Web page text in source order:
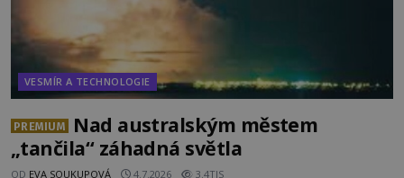
VESMÍR A TECHNOLOGIE
PREMIUM
Nad australským městem
„tančila“ záhadná světla
OD EVA SOUKUPOVÁ 4.7.2026 3.4TIS